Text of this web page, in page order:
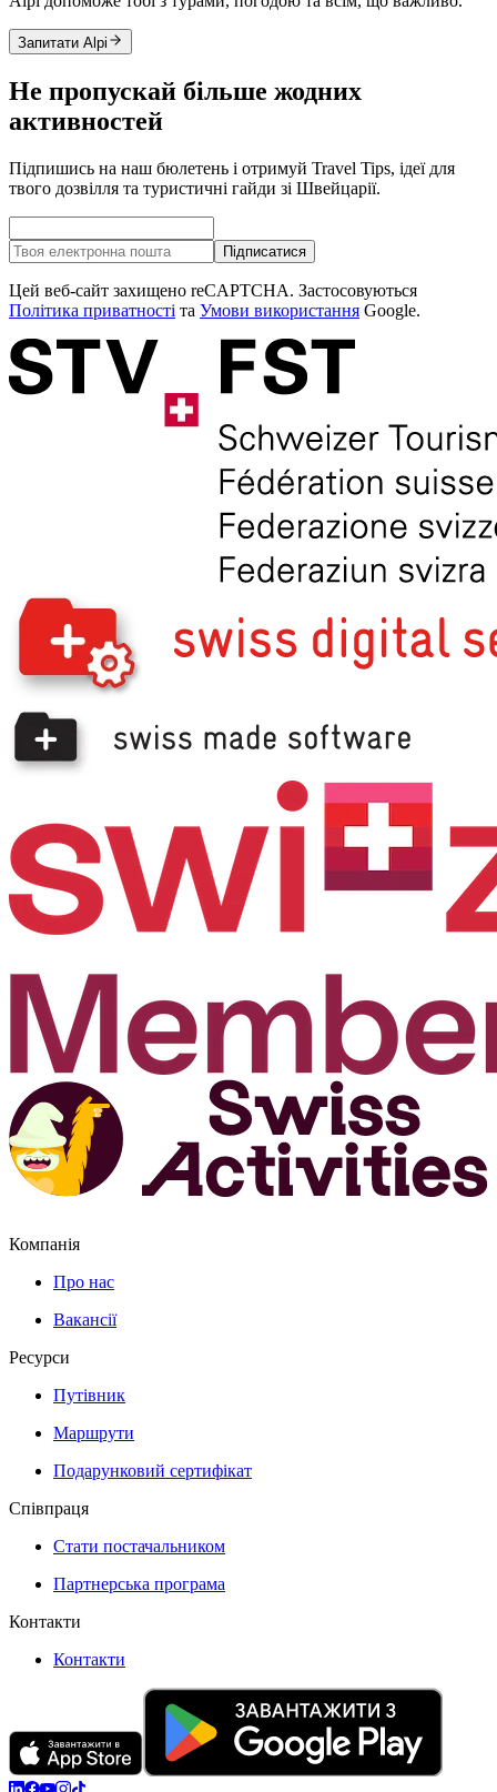
Запитати Alpi
Не пропускай більше жодних
активностей
Підпишись на наш бюлетень і отримуй Travel Tips, ідеї для
твого дозвілля та туристичні гайди зі Швейцарії.
Підписатися
Цей веб-сайт захищено reCAPTCHA. Застосовуються
Політика приватності та Умови використання Google.
Компанія
Про нас
Вакансії
Ресурси
Путівник
Маршрути
Подарунковий сертифікат
Співпраця
Стати постачальником
Партнерська програма
Контакти
Контакти